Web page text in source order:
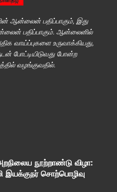
ஆன்லைன் பதிப்பாகும், இது
பதிப்பாகும். ஆன்லைனில்
வாய்ப்புகளை உருவாக்கியது,
போட்டியிடுவது போன்ற
வழங்குவதில்.
நூற்றாண்டு விழா:
இயக்குநர் சொற்பொழிவு